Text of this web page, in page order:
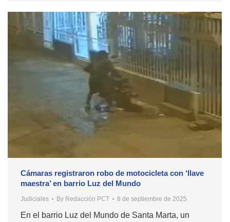
Cámaras registraron robo de motocicleta con ‘llave
maestra’ en barrio Luz del Mundo
Judiciales By Redacción PCT 8 de septiembre de 2025
En el barrio Luz del Mundo de Santa Marta, un